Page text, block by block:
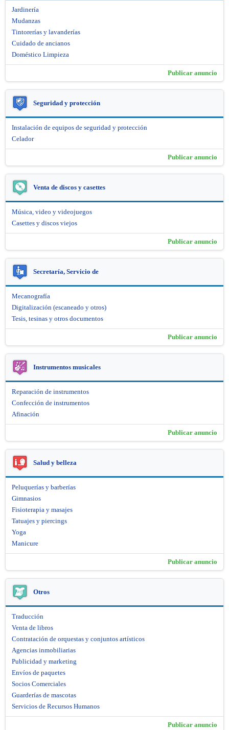
Jardinería
Mudanzas
Tintorerías y lavanderías
Cuidado de ancianos
Doméstico Limpieza
Publicar anuncio
Seguridad y protección
Instalación de equipos de seguridad y protección
Celador
Publicar anuncio
Venta de discos y casettes
Música, video y videojuegos
Casettes y discos viejos
Publicar anuncio
Secretaría, Servicio de
Mecanografía
Digitalización (escaneado y otros)
Tesis, tesinas y otros documentos
Publicar anuncio
Instrumentos musicales
Reparación de instrumentos
Confección de instrumentos
Afinación
Publicar anuncio
Salud y belleza
Peluquerías y barberías
Gimnasios
Fisioterapia y masajes
Tatuajes y piercings
Yoga
Manicure
Publicar anuncio
Otros
Traducción
Venta de libros
Contratación de orquestas y conjuntos artísticos
Agencias inmobiliarias
Publicidad y marketing
Envíos de paquetes
Socios Comerciales
Guarderías de mascotas
Servicios de Recursos Humanos
Publicar anuncio